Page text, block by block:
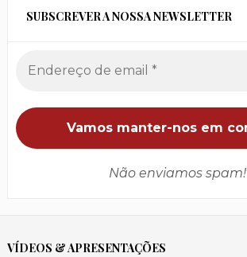
SUBSCREVER A NOSSA NEWSLETTER
Não enviamos spam!
VÍDEOS & APRESENTAÇÕES